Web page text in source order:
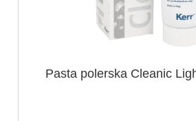
Pasta polerska Cleanic